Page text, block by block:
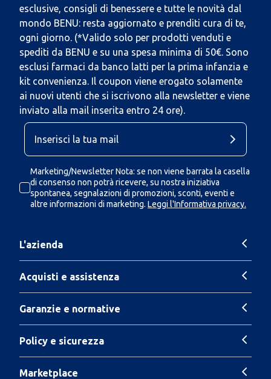
esclusive, consigli di benessere e tutte le novità dal
mondo BENU: resta aggiornato e prenditi cura di te,
ogni giorno. (*Valido solo per prodotti venduti e
spediti da BENU e su una spesa minima di 50€. Sono
esclusi farmaci da banco latti per la prima infanzia e
kit convenienza. Il coupon viene erogato solamente
ai nuovi utenti che si iscrivono alla newsletter e viene
inviato alla mail inserita entro 24 ore).
Marketing/Newsletter Nota: se non viene barrata la casella
di consenso non potrà ricevere, su nostra iniziativa
spontanea, segnalazioni di promozioni, sconti, eventi e
altre informazioni di marketing. Leggi l'Informativa privacy.
L'azienda
Acquisti e assistenza
Garanzie e normative
Policy e sicurezza
Marketplace